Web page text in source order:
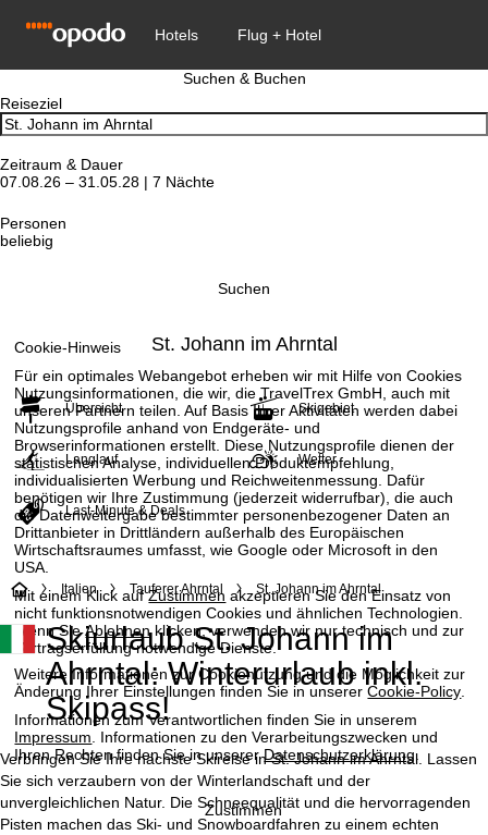
Cookie-Hinweis
Für ein optimales Webangebot erheben wir mit Hilfe von Cookies
Nutzungsinformationen, die wir, die TravelTrex GmbH, auch mit
unseren Partnern teilen. Auf Basis Ihrer Aktivitäten werden dabei
Nutzungsprofile anhand von Endgeräte- und
Browserinformationen erstellt. Diese Nutzungsprofile dienen der
statistischen Analyse, individuellen Produktempfehlung,
individualisierten Werbung und Reichweitenmessung. Dafür
benötigen wir Ihre Zustimmung (jederzeit widerrufbar), die auch
die Datenweitergabe bestimmter personenbezogener Daten an
Drittanbieter in Drittländern außerhalb des Europäischen
Wirtschaftsraumes umfasst, wie Google oder Microsoft in den
USA.
Mit einem Klick aufZustimmen akzeptieren Sie den Einsatz von
nicht funktionsnotwendigen Cookies und ähnlichen Technologien.
Wenn SieAblehnenklicken, verwenden wir nur technisch und zur
Vertragserfüllung notwendige Dienste.
Weitere Informationen zur Cookienutzung und die Möglichkeit zur
Änderung Ihrer Einstellungen finden Sie in unsererCookie-Policy.
Informationen zum Verantwortlichen finden Sie in unserem
Impressum. Informationen zu den Verarbeitungszwecken und
Ihren Rechten finden Sie in unsererDatenschutzerklärung.
Zustimmen
Suchen & Buchen
Reiseziel
Zeitraum & Dauer
07.08.26 – 31.05.28 | 7 Nächte
Personen
beliebig
Suchen
St. Johann im Ahrntal
Übersicht Skigebiet
Langlauf Wetter
Last-Minute & Deals
S
t
a
r
t
s
Italien Tauferer Ahrntal St. Johann im Ahrntal
Skiurlaub St. Johann im
Ahrntal: Winterurlaub inkl.
Skipass!
Verbringen Sie Ihre nächste Skireise in St. Johann im Ahrntal. Lassen
Sie sich verzaubern von der Winterlandschaft und der
unvergleichlichen Natur. Die Schneequalität und die hervorragenden
Pisten machen das Ski- und Snowboardfahren zu einem echten